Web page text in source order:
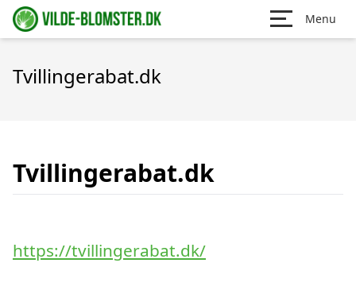
Menu
Tvillingerabat.dk
Tvillingerabat.dk
https://tvillingerabat.dk/